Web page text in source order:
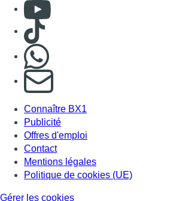
Consulter Youtube
Consulter TikTok
S'abonner à notre newsletter
Connaître BX1
Publicité
Offres d'emploi
Contact
Mentions légales
Politique de cookies (UE)
Gérer les cookies